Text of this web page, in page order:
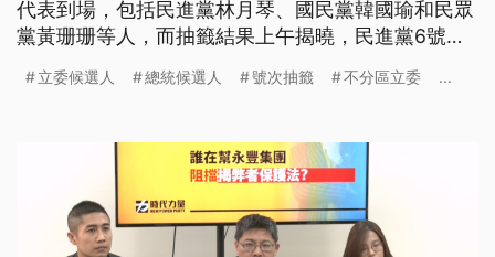
代表到場，包括民進黨林月琴、國民黨韓國瑜和民眾
黨黃珊珊等人，而抽籤結果上午揭曉，民進黨6號、
立委候選人 總統候選人 號次抽籤 不分區立委 ...